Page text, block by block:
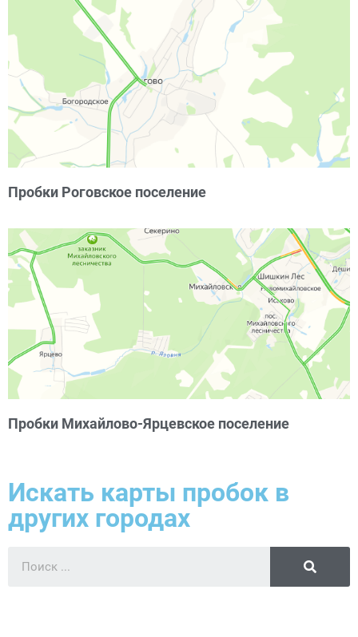
Пробки Роговское поселение
Пробки Михайлово-Ярцевское поселение
Искать карты пробок в
других городах